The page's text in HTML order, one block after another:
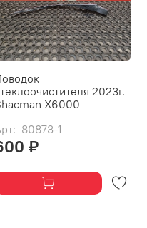
2023г.
X6000
80873-1
₽